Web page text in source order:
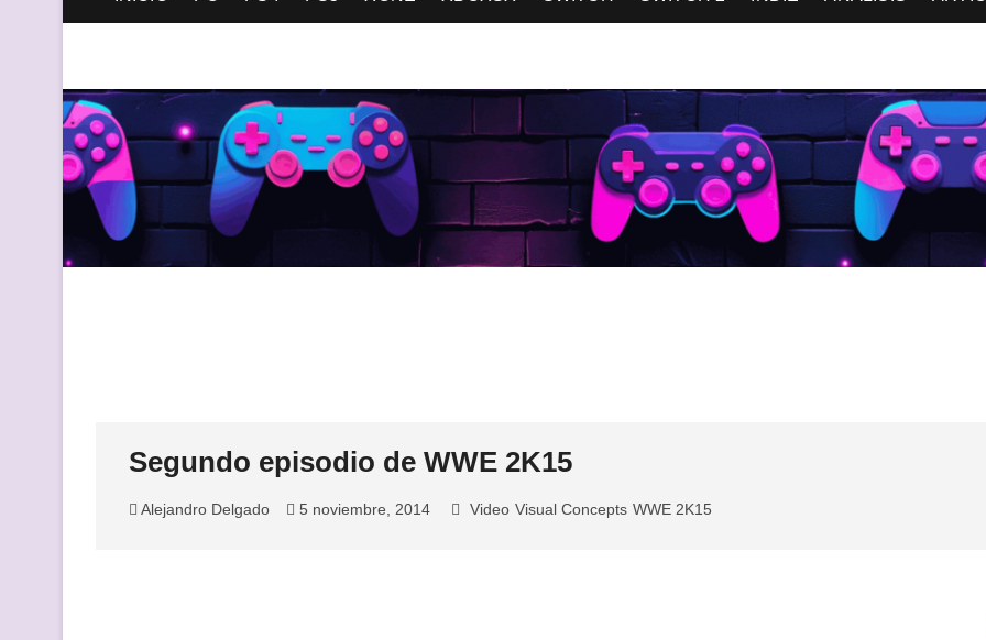
Segundo episodio de WWE 2K15
Alejandro Delgado 5 noviembre, 2014 Video Visual Concepts WWE 2K15